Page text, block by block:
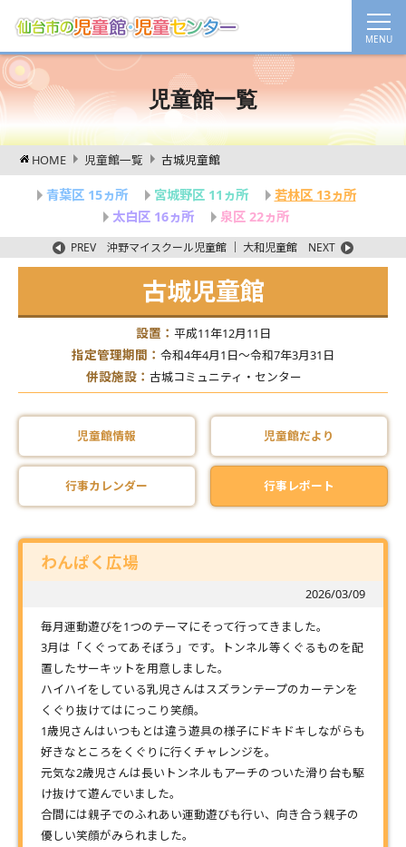
児童館一覧
HOME 児童館一覧 古城児童館
青葉区 15ヵ所 宮城野区 11ヵ所
若林区 13ヵ所
太白区 16ヵ所
泉区 22ヵ所
PREV 沖野マイスクール児童館 大和児童館 NEXT
古城児童館
設置： 平成11年12月11日
指定管理期間： 令和4年4月1日～令和7年3月31日
併設施設： 古城コミュニティ・センター
児童館情報 児童館だより
行事カレンダー 行事レポート
わんぱく広場
2026/03/09
毎月運動遊びを1つのテーマにそって行ってきました。
3月は「くぐってあそぼう」です。トンネル等くぐるものを配
置したサーキットを用意しました。
ハイハイをしている乳児さんはスズランテープのカーテンを
くぐり抜けてはにっこり笑顔。
1歳児さんはいつもとは違う遊具の様子にドキドキしながらも
好きなところをくぐりに行くチャレンジを。
元気な2歳児さんは長いトンネルもアーチのついた滑り台も駆
け抜けて遊んでいました。
合間には親子でのふれあい運動遊びも行い、向き合う親子の
優しい笑顔がみられました。